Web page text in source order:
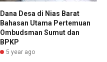
Dana Desa di Nias Barat
Bahasan Utama Pertemuan
Ombudsman Sumut dan
BPKP
5 year ago